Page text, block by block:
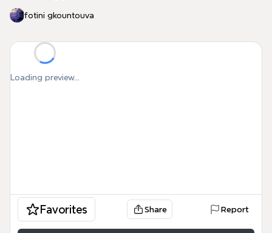
fotini gkountouva
Loading preview...
Favorites Share Report